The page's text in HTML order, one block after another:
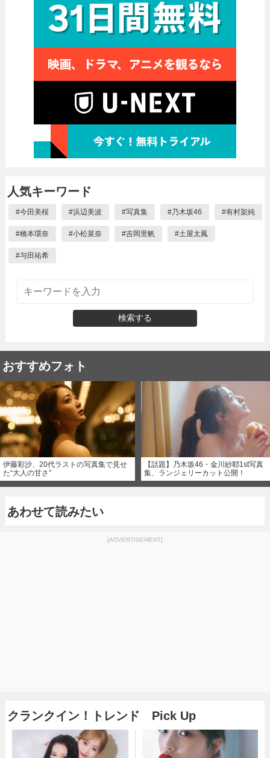
人気キーワード
#今田美桜 #浜辺美波 #写真集 #乃木坂46 #有村架純
#橋本環奈 #小松菜奈 #吉岡里帆 #土屋太鳳
#与田祐希
検索する
おすすめフォト
伊藤彩沙、20代ラストの写真集で見せ
た“大人の甘さ”
【話題】乃木坂46・金川紗耶1st写真
集、ランジェリーカット公開！
あわせて読みたい
[ADVERTISEMENT]
クランクイン！トレンド Pick Up